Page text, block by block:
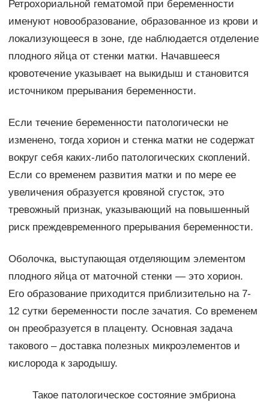
Ретрохориальной гематомой при беременности
именуют новообразование, образованное из крови и
локализующееся в зоне, где наблюдается отделение
плодного яйца от стенки матки. Начавшееся
кровотечение указывает на выкидыш и становится
источником прерывания беременности.
Если течение беременности патологически не
изменено, тогда хорион и стенка матки не содержат
вокруг себя каких-либо патологических скоплений.
Если со временем развития матки и по мере ее
увеличения образуется кровяной сгусток, это
тревожный признак, указывающий на повышенный
риск преждевременного прерывания беременности.
Оболочка, выступающая отделяющим элементом
плодного яйца от маточной стенки — это хорион.
Его образование приходится приблизительно на 7-
12 сутки беременности после зачатия. Со временем
он преобразуется в плаценту. Основная задача
такового – доставка полезных микроэлементов и
кислорода к зародышу.
Такое патологическое состояние эмбриона